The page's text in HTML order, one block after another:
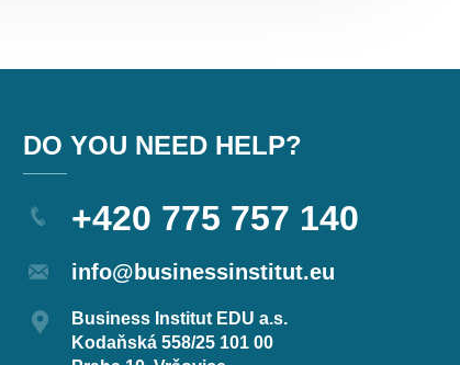
DO YOU NEED HELP?
+420 775 757 140
info@businessinstitut.eu
Business Institut EDU a.s.
Kodaňská 558/25 101 00